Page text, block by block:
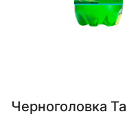
Черноголовка